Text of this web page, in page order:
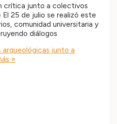
crítica junto a colectivos
25 de julio se realizó este
comunidad universitaria y
diálogos
arqueológicas junto a
»